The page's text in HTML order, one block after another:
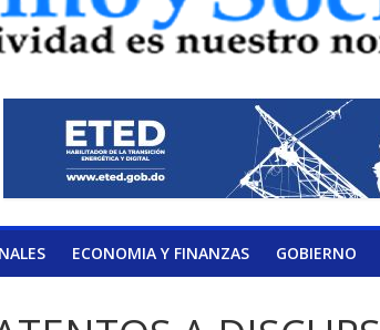
ECONOMIA Y FINANZAS GOBIERNO